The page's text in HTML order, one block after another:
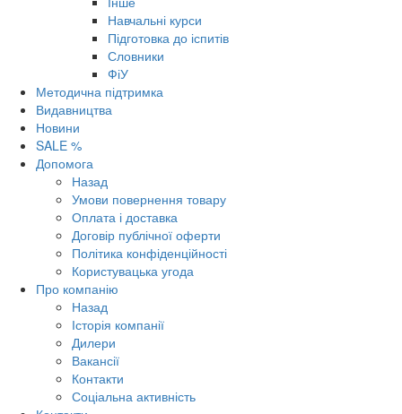
Навчальні курси
Підготовка до іспитів
Словники
ФіУ
Методична підтримка
Видавництва
Новини
SALE %
Допомога
Назад
Умови повернення товару
Оплата і доставка
Договір публічної оферти
Політика конфіденційності
Користувацька угода
Про компанію
Назад
Історія компанії
Дилери
Вакансії
Контакти
Соціальна активність